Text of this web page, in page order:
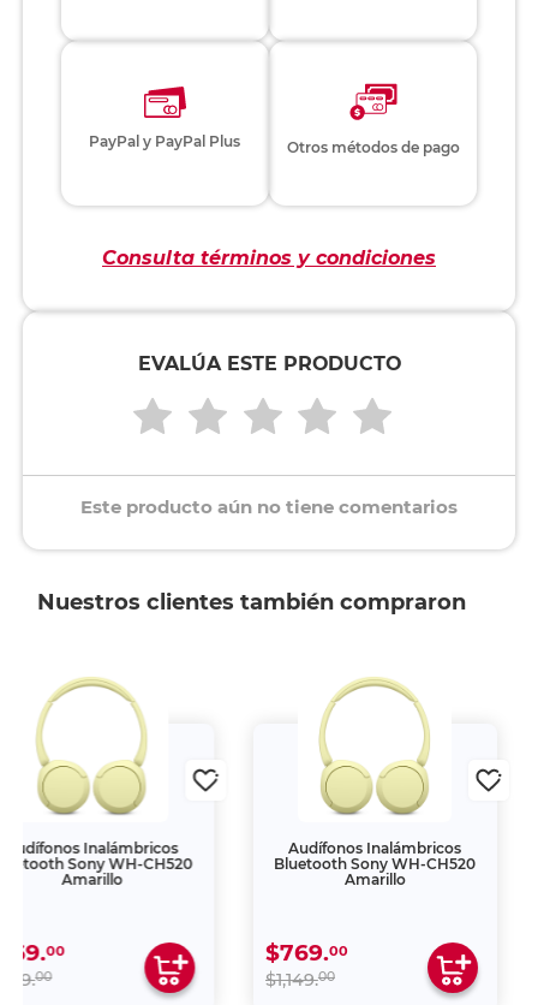
PayPal y PayPal Plus Otros métodos de pago
Consulta términos y condiciones
EVALÚA ESTE PRODUCTO
Este producto aún no tiene comentarios
Nuestros clientes también compraron
Audífonos Inalámbricos
Sony WH-CH520
Amarillo
00
00
Audífonos Inalámbricos
Bluetooth Sony WH-CH520
Amarillo
$769.00
$1,149.00